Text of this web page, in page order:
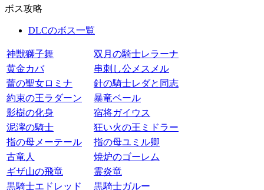
ボス攻略
DLCのボス一覧
神獣獅子舞
双月の騎士レラーナ
黄金カバ
串刺し公メスメル
蕾の聖女ロミナ
針の騎士レダと同志
約束の王ラダーン
暴竜ベール
影樹の化身
宿将ガイウス
泥濘の騎士
狂い火の王ミドラー
指の母メーテール
指の母ユミル卿
古竜人
焼炉のゴーレム
ギザ山の飛竜
霊炎竜
黒騎士エドレッド
黒騎士ガルー